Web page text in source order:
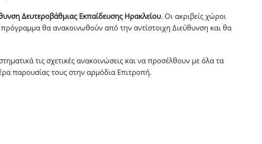
Δευτεροβάθμιας Εκπαίδευσης Ηρακλείου. Οι ακριβείς χώροι
θα ανακοινωθούν από την αντίστοιχη Διεύθυνση και θα
τις σχετικές ανακοινώσεις και να προσέλθουν με όλα τα
παρουσίας τους στην αρμόδια Επιτροπή.